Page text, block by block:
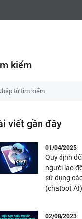
kiếm
viết gần đây
01/04/2025
Quy định
người lao
sử dụng
(chatbot
02/08/2023